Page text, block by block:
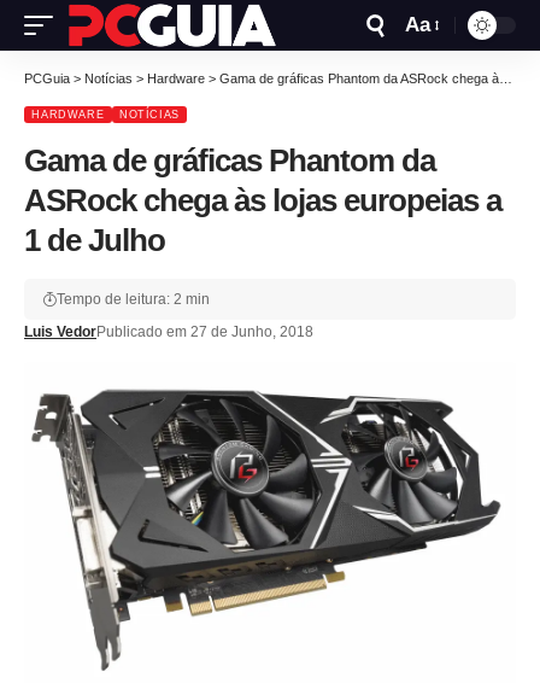
Aa
PCGuia > Notícias > Hardware > Gama de gráficas Phantom da ASRock chega às lojas europeias a 1 de Julho
HARDWARE NOTÍCIAS
Gama de gráficas Phantom da
ASRock chega às lojas europeias a
1 de Julho
Luis VedorPublicado em 27 de Junho, 2018
Tempo de leitura: 2 min